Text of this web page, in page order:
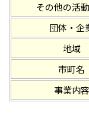
その他の活
団体・企
地域
市町名
事業内容